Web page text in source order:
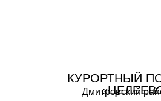
КУРОРТНЫЙ
Дмитровский